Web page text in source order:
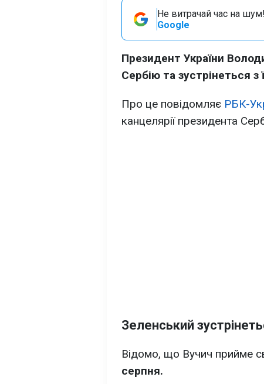
Не витрачай час на
Google
Президент України
Сербію та зустрінеться
Про це повідомляє РБК-
канцелярії президента
Зеленський
Відомо, що Вучич прийме
серпня.